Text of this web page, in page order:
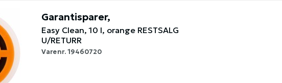
Garantisparer,
Easy Clean, 10 l, orange RESTSALG
U/RETURR
Varenr.19460720